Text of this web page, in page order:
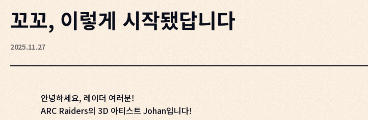
꼬꼬, 이렇게 시작됐답니다
2025.11.27
안녕하세요, 레이더 여러분!
ARC Raiders의 3D 아티스트 Johan입니다!